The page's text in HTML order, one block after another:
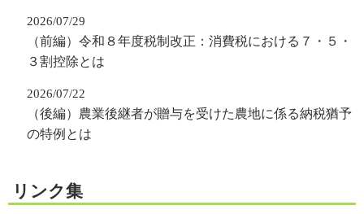
2026/07/29
（前編）令和８年度税制改正：消費税における７・５・
３割控除とは
2026/07/22
（後編）農業後継者が贈与を受けた農地に係る納税猶予
の特例とは
リンク集